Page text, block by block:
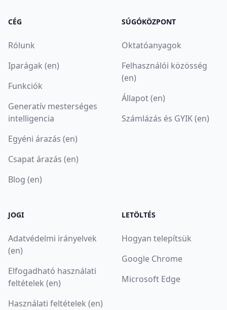
CÉG
Rólunk
Iparágak (en)
Funkciók
Generatív mesterséges
intelligencia
Egyéni árazás (en)
Csapat árazás (en)
Blog (en)
SÚGÓKÖZPONT
Oktatóanyagok
Felhasználói közösség
(en)
Állapot (en)
Számlázás és GYIK (en)
JOGI
Adatvédelmi irányelvek
(en)
Elfogadható használati
feltételek (en)
Használati feltételek (en)
LETÖLTÉS
Hogyan telepítsük
Google Chrome
Microsoft Edge